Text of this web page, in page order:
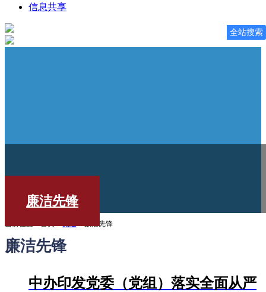
信息共享
全站搜索
廉洁先锋
> 廉洁先锋
廉洁先锋
中办印发党委（党组）落实全面从严